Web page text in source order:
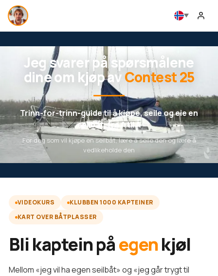
Jeg svarer på spørsmålene
dine om kjøp avContest 25
Trinn-for-trinn-guide til å kjøpe, seile og eie en
seilbåt, fra A til Å
For deg som vil kjøpe en seilbåt, lære å seile den og lære å
vedlikeholde den
VIDEOKURS
KLUBBEN 1000 KAPTEINER
KART OVER BÅTPLASSER
Bli kaptein påegenkjøl
Mellom «jeg vil ha egen seilbåt» og «jeg går trygt til